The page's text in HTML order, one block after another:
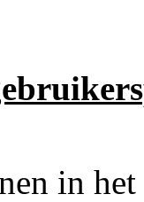
in